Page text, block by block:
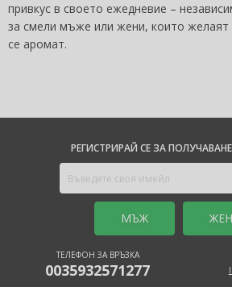
привкус в своето ежедневие –
за смели мъже или жени, които
се аромат.
РЕГИСТРИРАЙ СЕ ЗА
MЪЖ
ТЕЛЕФОН ЗА ВРЪЗКА
0035932571277